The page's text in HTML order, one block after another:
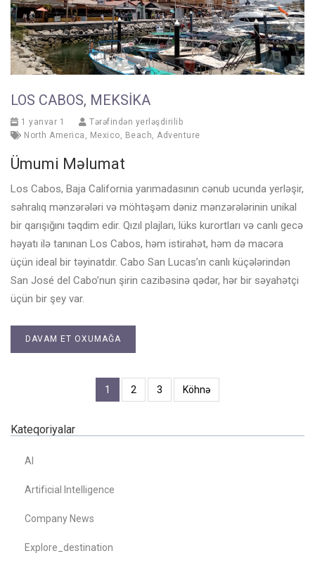
LOS CABOS, MEKSIKA
1 yanvar 1
Tərəfindən yerləşdirilib
North America , Mexico, Beach, Adventure
Ümumi Məlumat
Los Cabos, Baja California yarımadasının cənub ucunda yerləşir,
səhralıq mənzərələri və möhtəşəm dəniz mənzərələrinin unikal
bir qarışığını təqdim edir. Qızıl plajları, lüks kurortları və canlı gecə
həyatı ilə tanınan Los Cabos, həm istirahət, həm də macəra
üçün ideal bir təyinatdır. Cabo San Lucas’ın canlı küçələrindən
San José del Cabo’nun şirin cazibəsinə qədər, hər bir səyahətçi
üçün bir şey var.
DAVAM ET OXUMAĞA
1 2 3 Köhnə
Kateqoriyalar
AI
Artificial Intelligence
Company News
Explore_destination